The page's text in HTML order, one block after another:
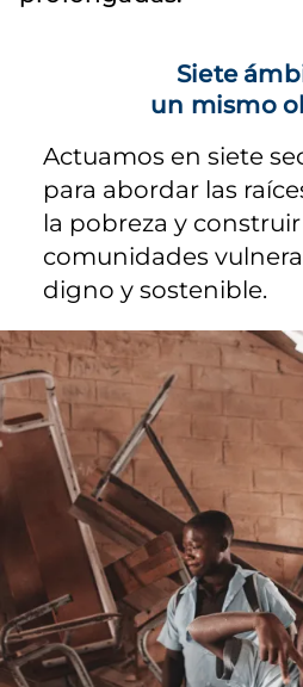
Siete
un mismo
Actuamos en siete
para abordar las
la pobreza y
comunidades
digno y sostenible.